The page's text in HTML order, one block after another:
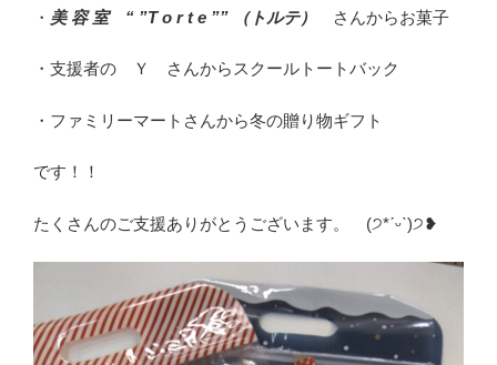
・ 美 容 室 “ ”T o r t e ”” （トルテ） さんからお菓子
・支援者の Ｙ さんからスクールトートバック
・ファミリーマートさんから冬の贈り物ギフト
です！！
たくさんのご支援ありがとうございます。 (੭*ˊᵕˋ)੭❥